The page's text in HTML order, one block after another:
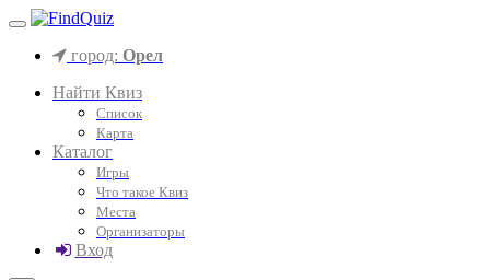
город: Орел
Найти Квиз
Список
Карта
Каталог
Игры
Что такое Квиз
Места
Организаторы
Вход